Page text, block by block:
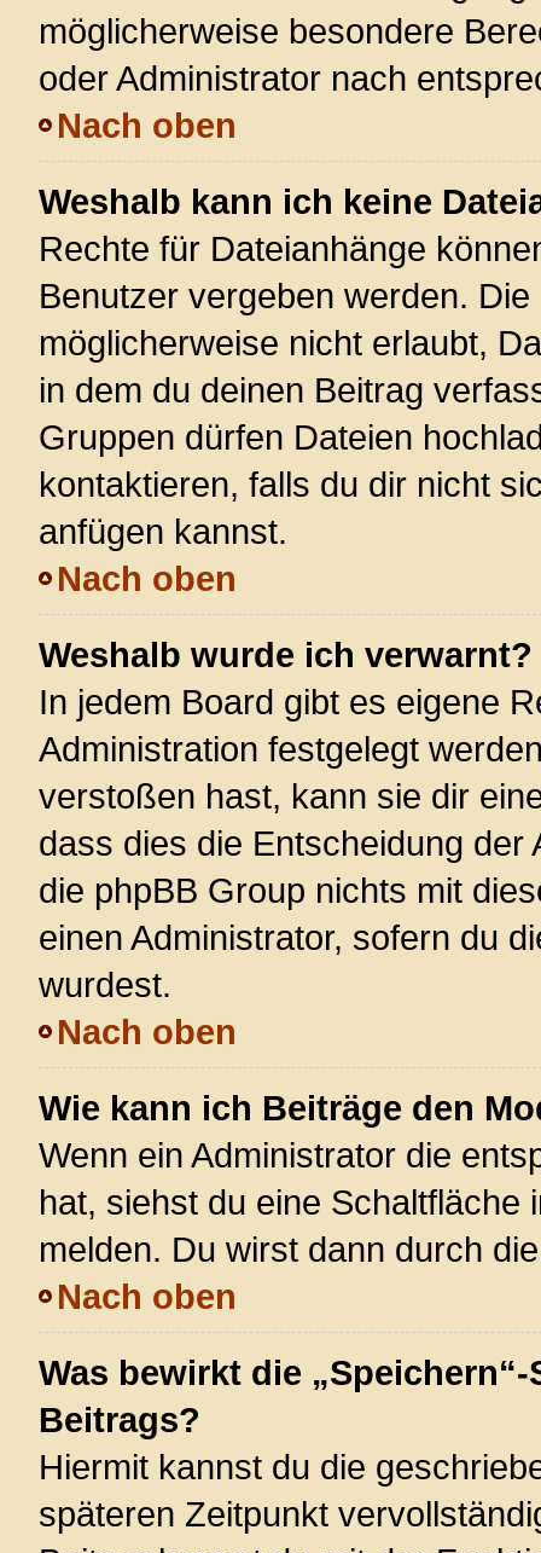
möglicherweise besondere
oder Administrator nach
Nach oben
Weshalb kann ich keine
Rechte für Dateianhänge
Benutzer vergeben werden.
möglicherweise nicht erlaubt,
in dem du deinen Beitrag
Gruppen dürfen Dateien
kontaktieren, falls du dir nicht
anfügen kannst.
Nach oben
Weshalb wurde ich verwarnt?
In jedem Board gibt es eigene
Administration festgelegt
verstoßen hast, kann sie dir
dass dies die Entscheidung
die phpBB Group nichts mit
einen Administrator, sofern du
wurdest.
Nach oben
Wie kann ich Beiträge den
Wenn ein Administrator die
hat, siehst du eine
melden. Du wirst dann durch
Nach oben
Was bewirkt die
Beitrags?
Hiermit kannst du die
späteren Zeitpunkt